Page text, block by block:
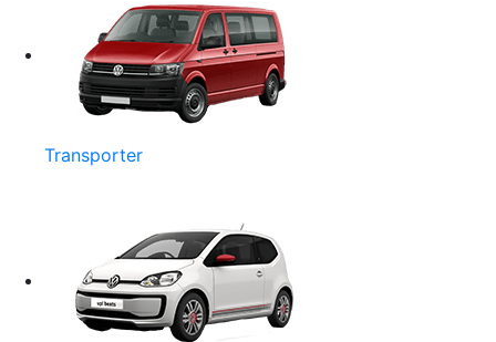
Transporter